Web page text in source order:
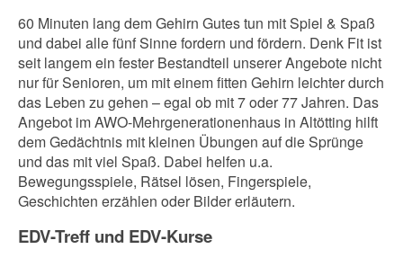
60 Minuten lang dem Gehirn Gutes tun mit Spiel & Spaß
und dabei alle fünf Sinne fordern und fördern. Denk Fit ist
seit langem ein fester Bestandteil unserer Angebote nicht
nur für Senioren, um mit einem fitten Gehirn leichter durch
das Leben zu gehen – egal ob mit 7 oder 77 Jahren. Das
Angebot im AWO-Mehrgenerationenhaus in Altötting hilft
dem Gedächtnis mit kleinen Übungen auf die Sprünge
und das mit viel Spaß. Dabei helfen u.a.
Bewegungsspiele, Rätsel lösen, Fingerspiele,
Geschichten erzählen oder Bilder erläutern.
EDV-Treff und EDV-Kurse